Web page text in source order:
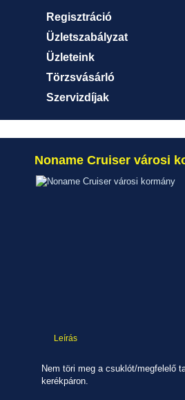
Regisztráció
Üzletszabályzat
Üzleteink
Törzsvásárló
Szervizdíjak
Noname Cruiser városi
Leírás
Nem töri meg a csuklót/megfelelő
kerékpáron.